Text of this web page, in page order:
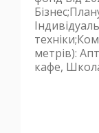
метрів):
кафе,